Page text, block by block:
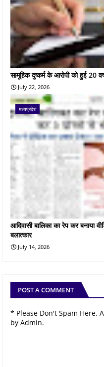
सामूहिक दुष्कर्म के आरोपी को हुई 20
July 22, 2026
मध्यप्रदेश
आदिवासी बालिका का रेप कर बनाया
बलात्कार
July 14, 2026
POST A COMMENT
* Please Don't Spam Here.
by Admin.